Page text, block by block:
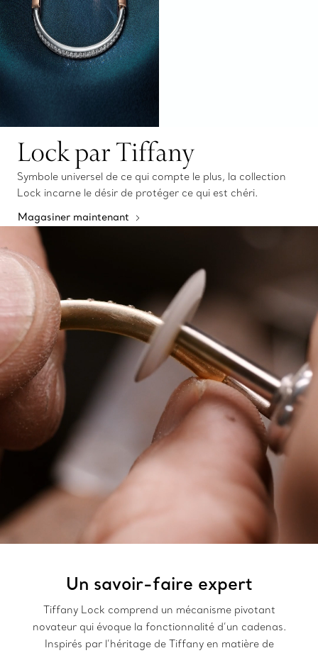
Lock par Tiffany
Symbole universel de ce qui compte le plus, la collection
Lock incarne le désir de protéger ce qui est chéri.
Magasiner maintenant
Un savoir-faire expert
Tiffany Lock comprend un mécanisme pivotant
novateur qui évoque la fonctionnalité d’un cadenas.
Inspirés par l’héritage de Tiffany en matière de